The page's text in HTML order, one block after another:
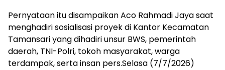
Pernyataan itu disampaikan Aco Rahmadi Jaya saat
menghadiri sosialisasi proyek di Kantor Kecamatan
Tamansari yang dihadiri unsur BWS, pemerintah
daerah, TNI-Polri, tokoh masyarakat, warga
terdampak, serta insan pers.Selasa (7/7/2026)